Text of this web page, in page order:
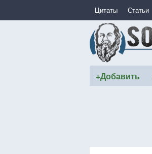
Цитаты Статьи
+Добавить